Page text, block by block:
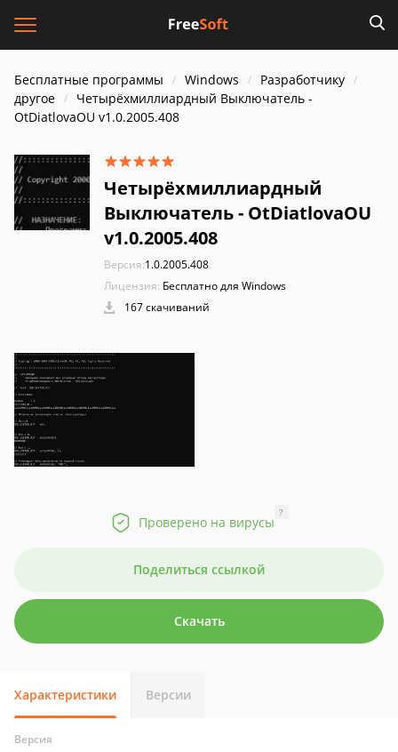
Бесплатные программы Windows
Разработчику
другое
Четырёхмиллиардный Выключатель -
OtDiatlovaOU v1.0.2005.408
Четырёхмиллиардный
Выключатель - OtDiatlovaOU
v1.0.2005.408
Версия:1.0.2005.408
Лицензия: Бесплатно для Windows
167 скачиваний
Проверено на вирусы
?
Поделиться ссылкой
Скачать
Характеристики Версии
Версия